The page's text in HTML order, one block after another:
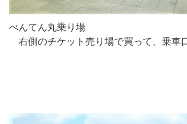
べんてん丸乗り場
右側のチケット売り場で買って、乗車